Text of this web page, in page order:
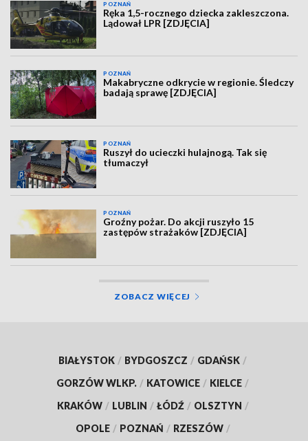
POZNAŃ
Ręka 1,5-rocznego dziecka zakleszczona.
Lądował LPR [ZDJĘCIA]
POZNAŃ
Makabryczne odkrycie w regionie. Śledczy
badają sprawę [ZDJĘCIA]
POZNAŃ
Ruszył do ucieczki hulajnogą. Tak się
tłumaczył
POZNAŃ
Groźny pożar. Do akcji ruszyło 15
zastępów strażaków [ZDJĘCIA]
ZOBACZ WIĘCEJ
BIAŁYSTOK / BYDGOSZCZ / GDAŃSK /
GORZÓW WLKP. / KATOWICE / KIELCE /
KRAKÓW / LUBLIN / ŁÓDŹ / OLSZTYN /
OPOLE / POZNAŃ / RZESZÓW /